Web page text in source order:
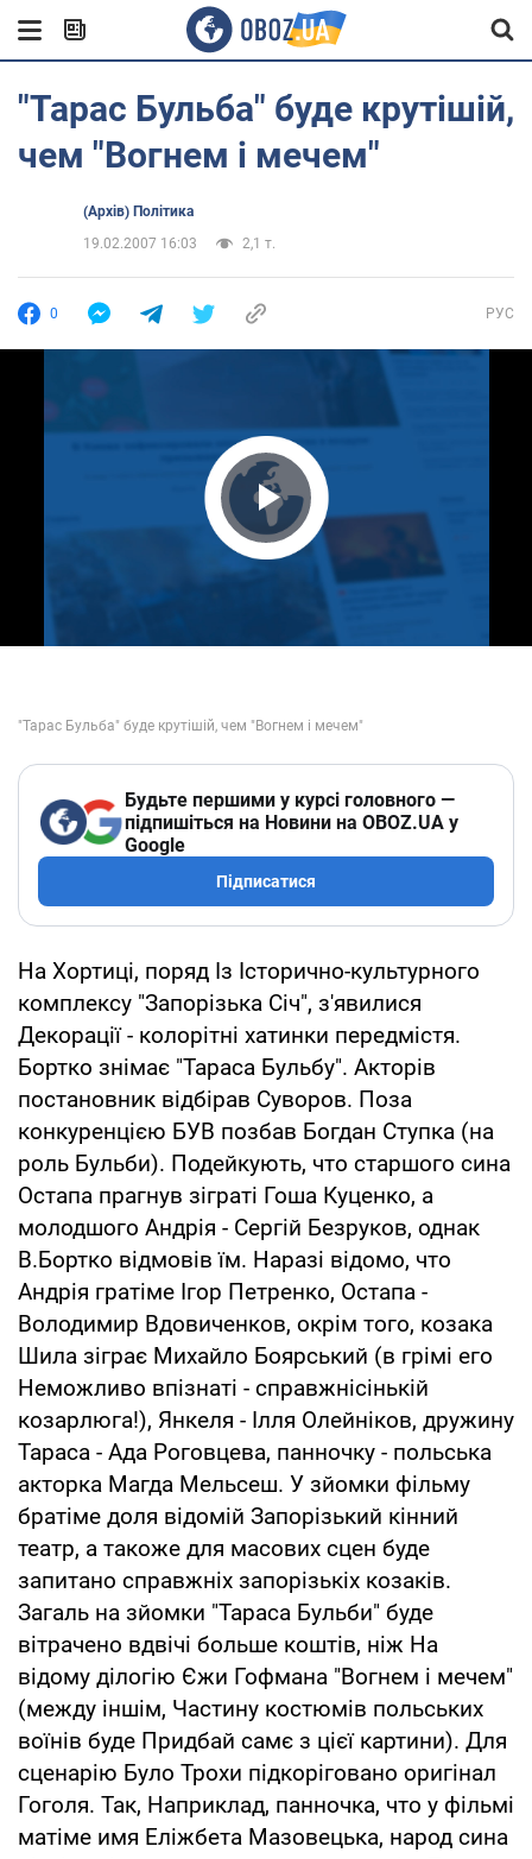
"Тарас Бульба" буде крутішій,
чем "Вогнем і мечем"
(Архів) Політика
19.02.2007 16:03
2,1 т.
0 РУС
Play Video
Будьте першими у курсі головного —
підпишіться на Новини на OBOZ.UA у
Google
Підписатися
На Хортиці, поряд Із Історично-культурного
комплексу "Запорізька Січ", з'явилися
Декорації - колорітні хатинки передмістя.
Бортко знімає "Тараса Бульбу". Акторів
постановник відбірав Суворов. Поза
конкуренцією БУВ позбав Богдан Ступка (на
роль Бульби). Подейкують, что старшого сина
Остапа прагнув зіграті Гоша Куценко, а
молодшого Андрія - Сергій Безруков, однак
В.Бортко відмовів їм. Наразі відомо, что
Андрія гратіме Ігор Петренко, Остапа -
Володимир Вдовиченков, окрім того, козака
Шила зіграє Михайло Боярський (в грімі его
Неможливо впізнаті - справжнісінькій
козарлюга!), Янкеля - Ілля Олейніков, дружину
Тараса - Ада Роговцева, панночку - польська
акторка Магда Мельсеш. У зйомки фільму
братіме доля відомій Запорізький кінний
театр, а такоже для масових сцен буде
запитано справжніх запорізькіх козаків.
Загаль на зйомки "Тараса Бульби" буде
вітрачено вдвічі больше коштів, ніж На
відому ділогію Єжи Гофмана "Вогнем і мечем"
(между іншім, Частину костюмів польських
воїнів буде Придбай самє з цієї картини). Для
сценарію Було Трохи підкоріговано оригінал
Гоголя. Так, Наприклад, панночка, что у фільмі
матіме имя Еліжбета Мазовецька, народ сина